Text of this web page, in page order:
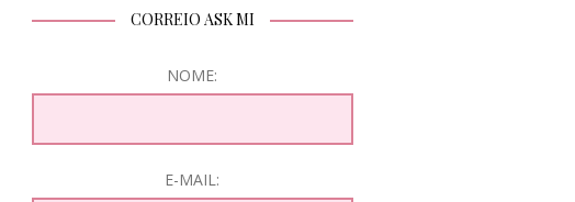
CORREIO ASK MI
NOME:
E-MAIL: